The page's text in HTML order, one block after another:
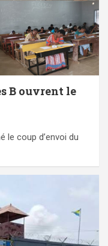
B ouvrent le
le coup d’envoi du